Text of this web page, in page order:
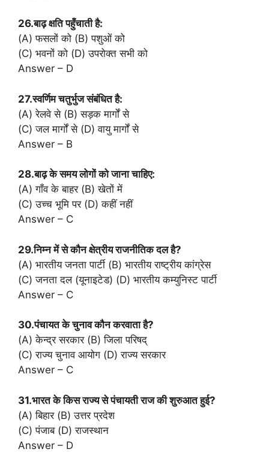
26.बाढ़ क्षति पहुँचाती है:
(A) फसलों को (B) पशुओं को
(C) भवनों को (D) उपरोक्त सभी को
Answer – D
27.स्वर्णिम चतुर्भुज संबंधित है:
(A) रेलवे से (B) सड़क मार्गों से
(C) जल मार्गों से (D) वायु मार्गों से
Answer – B
28.बाढ़ के समय लोगों को जाना चाहिए:
(A) गाँव के बाहर (B) खेतों में
(C) उच्च भूमि पर (D) कहीं नहीं
Answer – C
29.निम्न में से कौन क्षेत्रीय राजनीतिक दल है?
(A) भारतीय जनता पार्टी (B) भारतीय राष्ट्रीय कांग्रेस
(C) जनता दल (यूनाइटेड) (D) भारतीय कम्युनिस्ट पार्टी
Answer – C
30.पंचायत के चुनाव कौन करवाता है?
(A) केन्द्र सरकार (B) जिला परिषद्
(C) राज्य चुनाव आयोग (D) राज्य सरकार
Answer – C
31.भारत के किस राज्य से पंचायती राज की शुरुआत हुई?
(A) बिहार (B) उत्तर प्रदेश
(C) पंजाब (D) राजस्थान
Answer – D